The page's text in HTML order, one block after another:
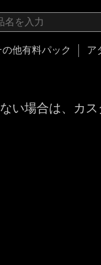
の他有料パック ア
い場合は、カ